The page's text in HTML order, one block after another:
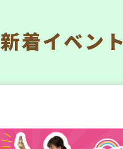
新着イベント